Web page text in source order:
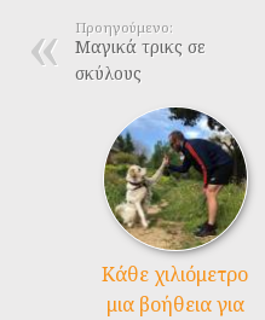
Προηγούμενο:
Μαγικά τρικς σε
σκύλους
Kάθε χιλιόμετρο
μια βοήθεια για